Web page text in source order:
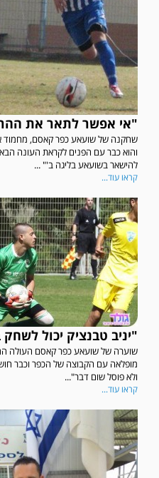
"אי אפשר לתאר את
שחקנה של שועאע כפר קאסם, מחמוד
והוא כבר עם הפנים לקראת העונה
להישאר בשועאע בליגה ב'" ...
קראו עוד...
"יניב טבנציק יכול לשחק
שוערה של שועאע כפר קאסם העולה
מופלאה עם הקבוצה של הכפר וכבר
ולא פוסל שום דבר"...
קראו עוד...